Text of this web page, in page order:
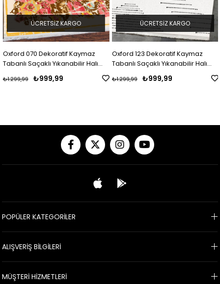
Oxford 070 Dekoratif Kaymaz
Tabanlı Saçaklı Yıkanabilir Halı
Yolluk Mdd ZNTKLM
₺999,99
₺1.299,99
ÜCRETSIZ KARGO
Oxford 123 Dekoratif Kaymaz
Tabanlı Saçaklı Yıkanabilir Halı
Yolluk Mdd ZNTKLM
₺999,99
₺1.299,99
ÜCRETSIZ KARGO
POPÜLER KATEGORİLER
ALIŞVERİŞ BİLGİLERİ
MÜŞTERİ HİZMETLERİ